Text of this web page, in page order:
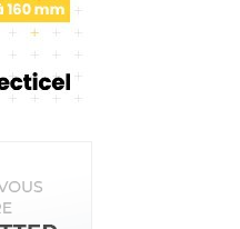
loin. Et aspire à de
prochaines années.
par trois le nombre
2025. Qui rouleront
tracteurs. L’hydrogène
être exploitée à